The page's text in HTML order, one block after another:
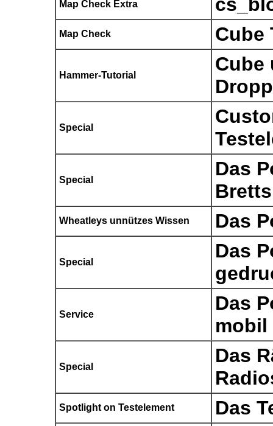
Map Check Extra
Map Check Cube
Hammer-Tutorial
Cube
Special
Special
Das
Wheatleys unnützes Wissen Das
Special
Das
Service
Das
mobil
Special
Das
Spotlight on Testelement Das